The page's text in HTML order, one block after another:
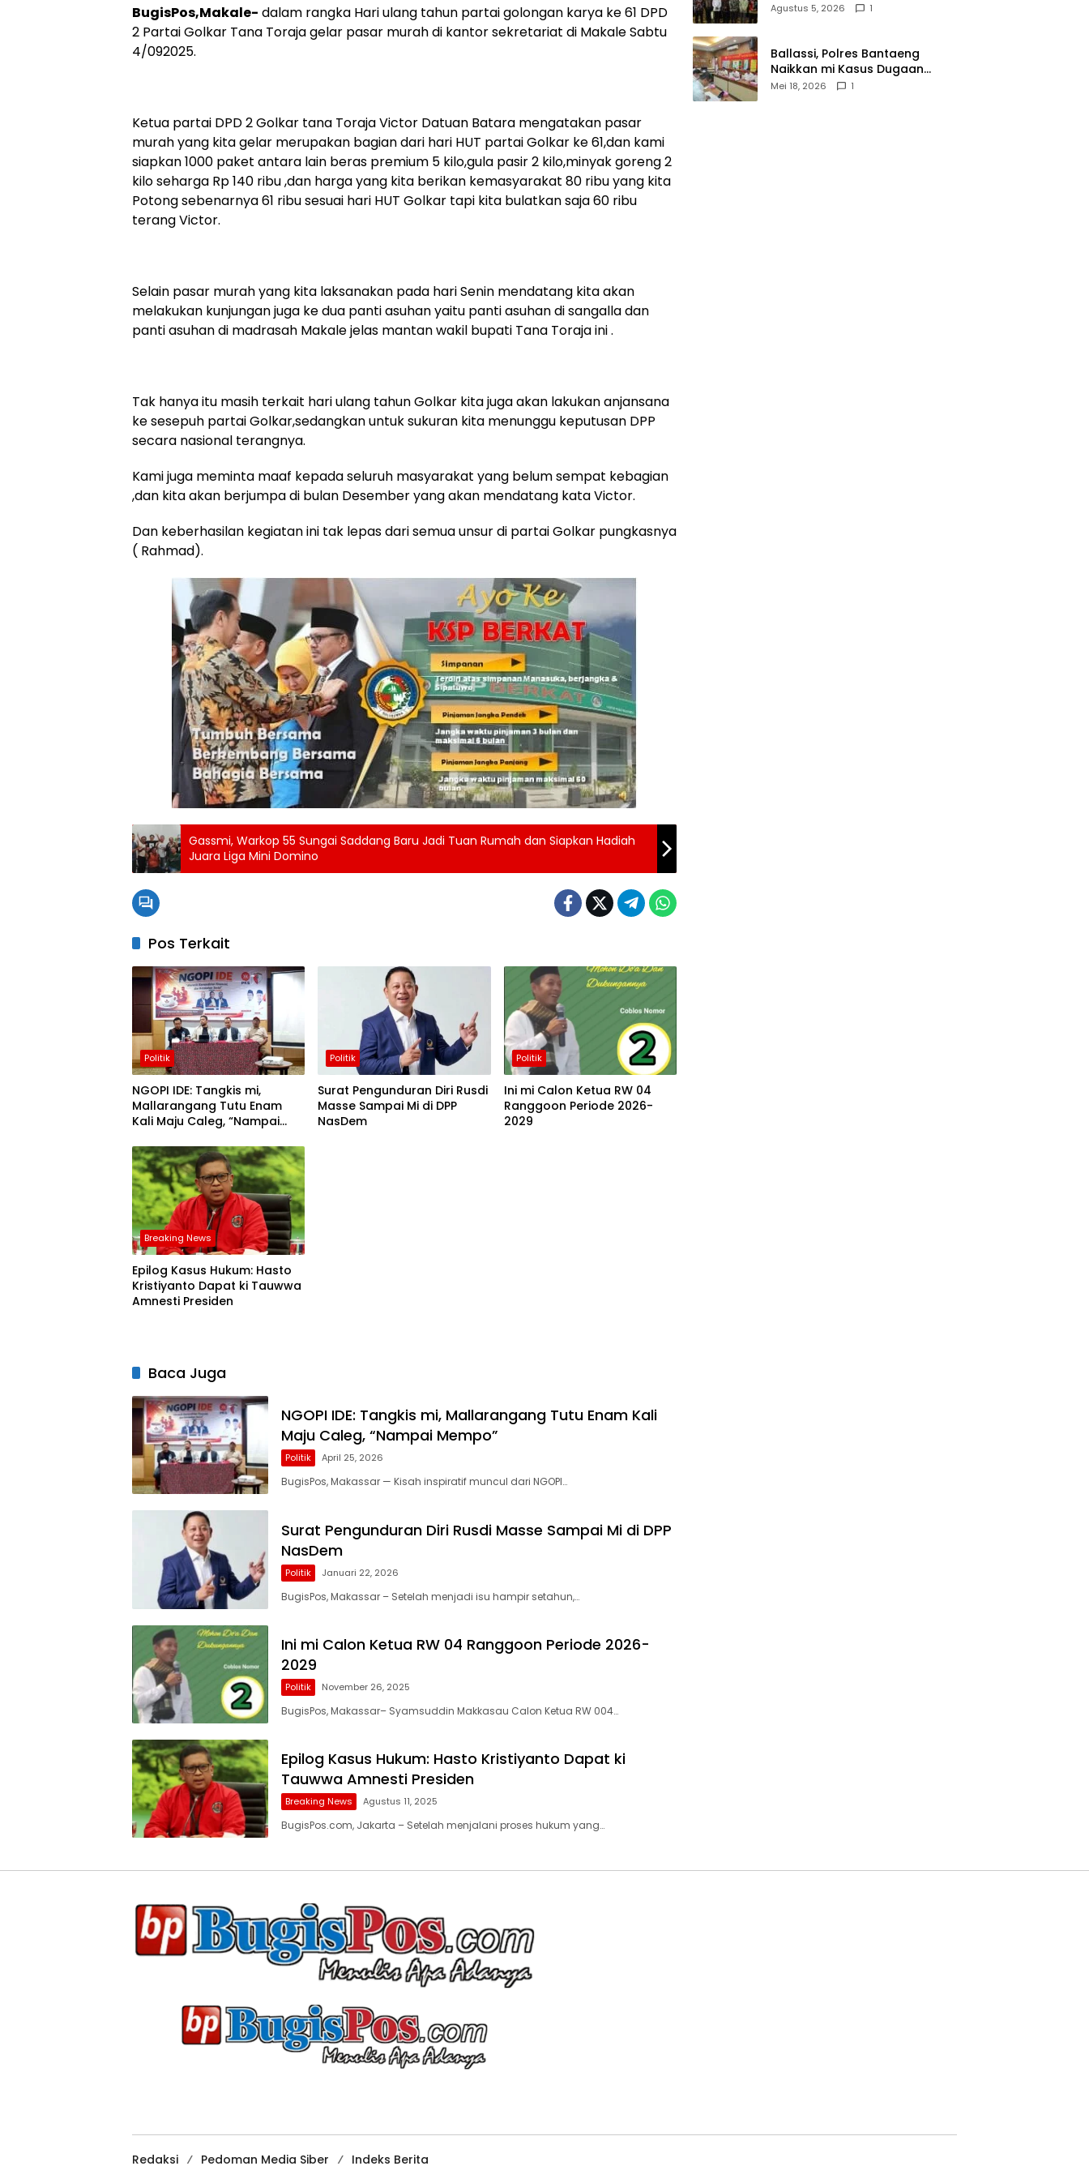
BugisPos,Makale- dalam rangka Hari ulang tahun partai golongan karya ke 61 DPD
2 Partai Golkar Tana Toraja gelar pasar murah di kantor sekretariat di Makale Sabtu
4/092025.
Ketua partai DPD 2 Golkar tana Toraja Victor Datuan Batara mengatakan pasar
murah yang kita gelar merupakan bagian dari hari HUT partai Golkar ke 61,dan kami
siapkan 1000 paket antara lain beras premium 5 kilo,gula pasir 2 kilo,minyak goreng 2
kilo seharga Rp 140 ribu ,dan harga yang kita berikan kemasyarakat 80 ribu yang kita
Potong sebenarnya 61 ribu sesuai hari HUT Golkar tapi kita bulatkan saja 60 ribu
terang Victor.
Selain pasar murah yang kita laksanakan pada hari Senin mendatang kita akan
melakukan kunjungan juga ke dua panti asuhan yaitu panti asuhan di sangalla dan
panti asuhan di madrasah Makale jelas mantan wakil bupati Tana Toraja ini .
Tak hanya itu masih terkait hari ulang tahun Golkar kita juga akan lakukan anjansana
ke sesepuh partai Golkar,sedangkan untuk sukuran kita menunggu keputusan DPP
secara nasional terangnya.
Kami juga meminta maaf kepada seluruh masyarakat yang belum sempat kebagian
,dan kita akan berjumpa di bulan Desember yang akan mendatang kata Victor.
Dan keberhasilan kegiatan ini tak lepas dari semua unsur di partai Golkar pungkasnya
( Rahmad).
Gassmi, Warkop 55 Sungai Saddang Baru Jadi Tuan Rumah dan Siapkan Hadiah
Juara Liga Mini Domino
Pos Terkait
Politik
NGOPI IDE: Tangkis mi,
Mallarangang Tutu Enam
Kali Maju Caleg, “Nampai
Politik
Surat Pengunduran Diri Rusdi
Masse Sampai Mi di DPP
NasDem
Politik
Ini mi Calon Ketua RW 04
Ranggoon Periode 2026-
2029
Breaking News
Epilog Kasus Hukum: Hasto
Kristiyanto Dapat ki Tauwwa
Amnesti Presiden
Baca Juga
NGOPI IDE: Tangkis mi, Mallarangang Tutu Enam Kali
Maju Caleg, “Nampai Mempo”
Politik April 25, 2026
BugisPos, Makassar — Kisah inspiratif muncul dari NGOPI…
Surat Pengunduran Diri Rusdi Masse Sampai Mi di DPP
NasDem
Politik Januari 22, 2026
BugisPos, Makassar – Setelah menjadi isu hampir setahun,…
Ini mi Calon Ketua RW 04 Ranggoon Periode 2026-
2029
Politik November 26, 2025
BugisPos, Makassar– Syamsuddin Makkasau Calon Ketua RW 004…
Epilog Kasus Hukum: Hasto Kristiyanto Dapat ki
Tauwwa Amnesti Presiden
Breaking News Agustus 11, 2025
BugisPos.com, Jakarta – Setelah menjalani proses hukum yang…
Wasathiyah dan Kebangsaan
Agustus 5, 2026 1
Ballassi, Polres Bantaeng
Naikkan mi Kasus Dugaan
Korupsi PDAM ke Penyidikan
Mei 18, 2026 1
Redaksi Pedoman Media Siber Indeks Berita